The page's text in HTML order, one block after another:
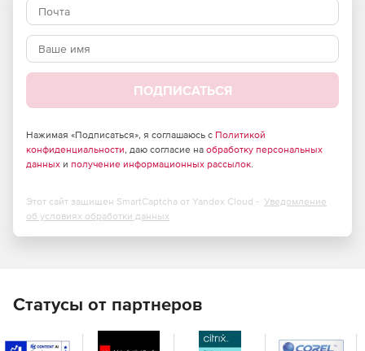
ПОДПИСАТЬСЯ
Нажимая «Подписаться», я соглашаюсь с Политикой
конфиденциальности, даю согласие на обработку персональных
данных и получение информационных рассылок.
Этот сайт защищен SmartCaptcha от Yandex Cloud - Уведомление
об условиях обработки данных
Статусы от партнеров